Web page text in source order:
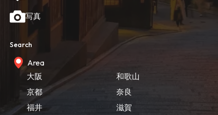
写真
Search
Area
大阪
京都
福井
和歌山
奈良
滋賀